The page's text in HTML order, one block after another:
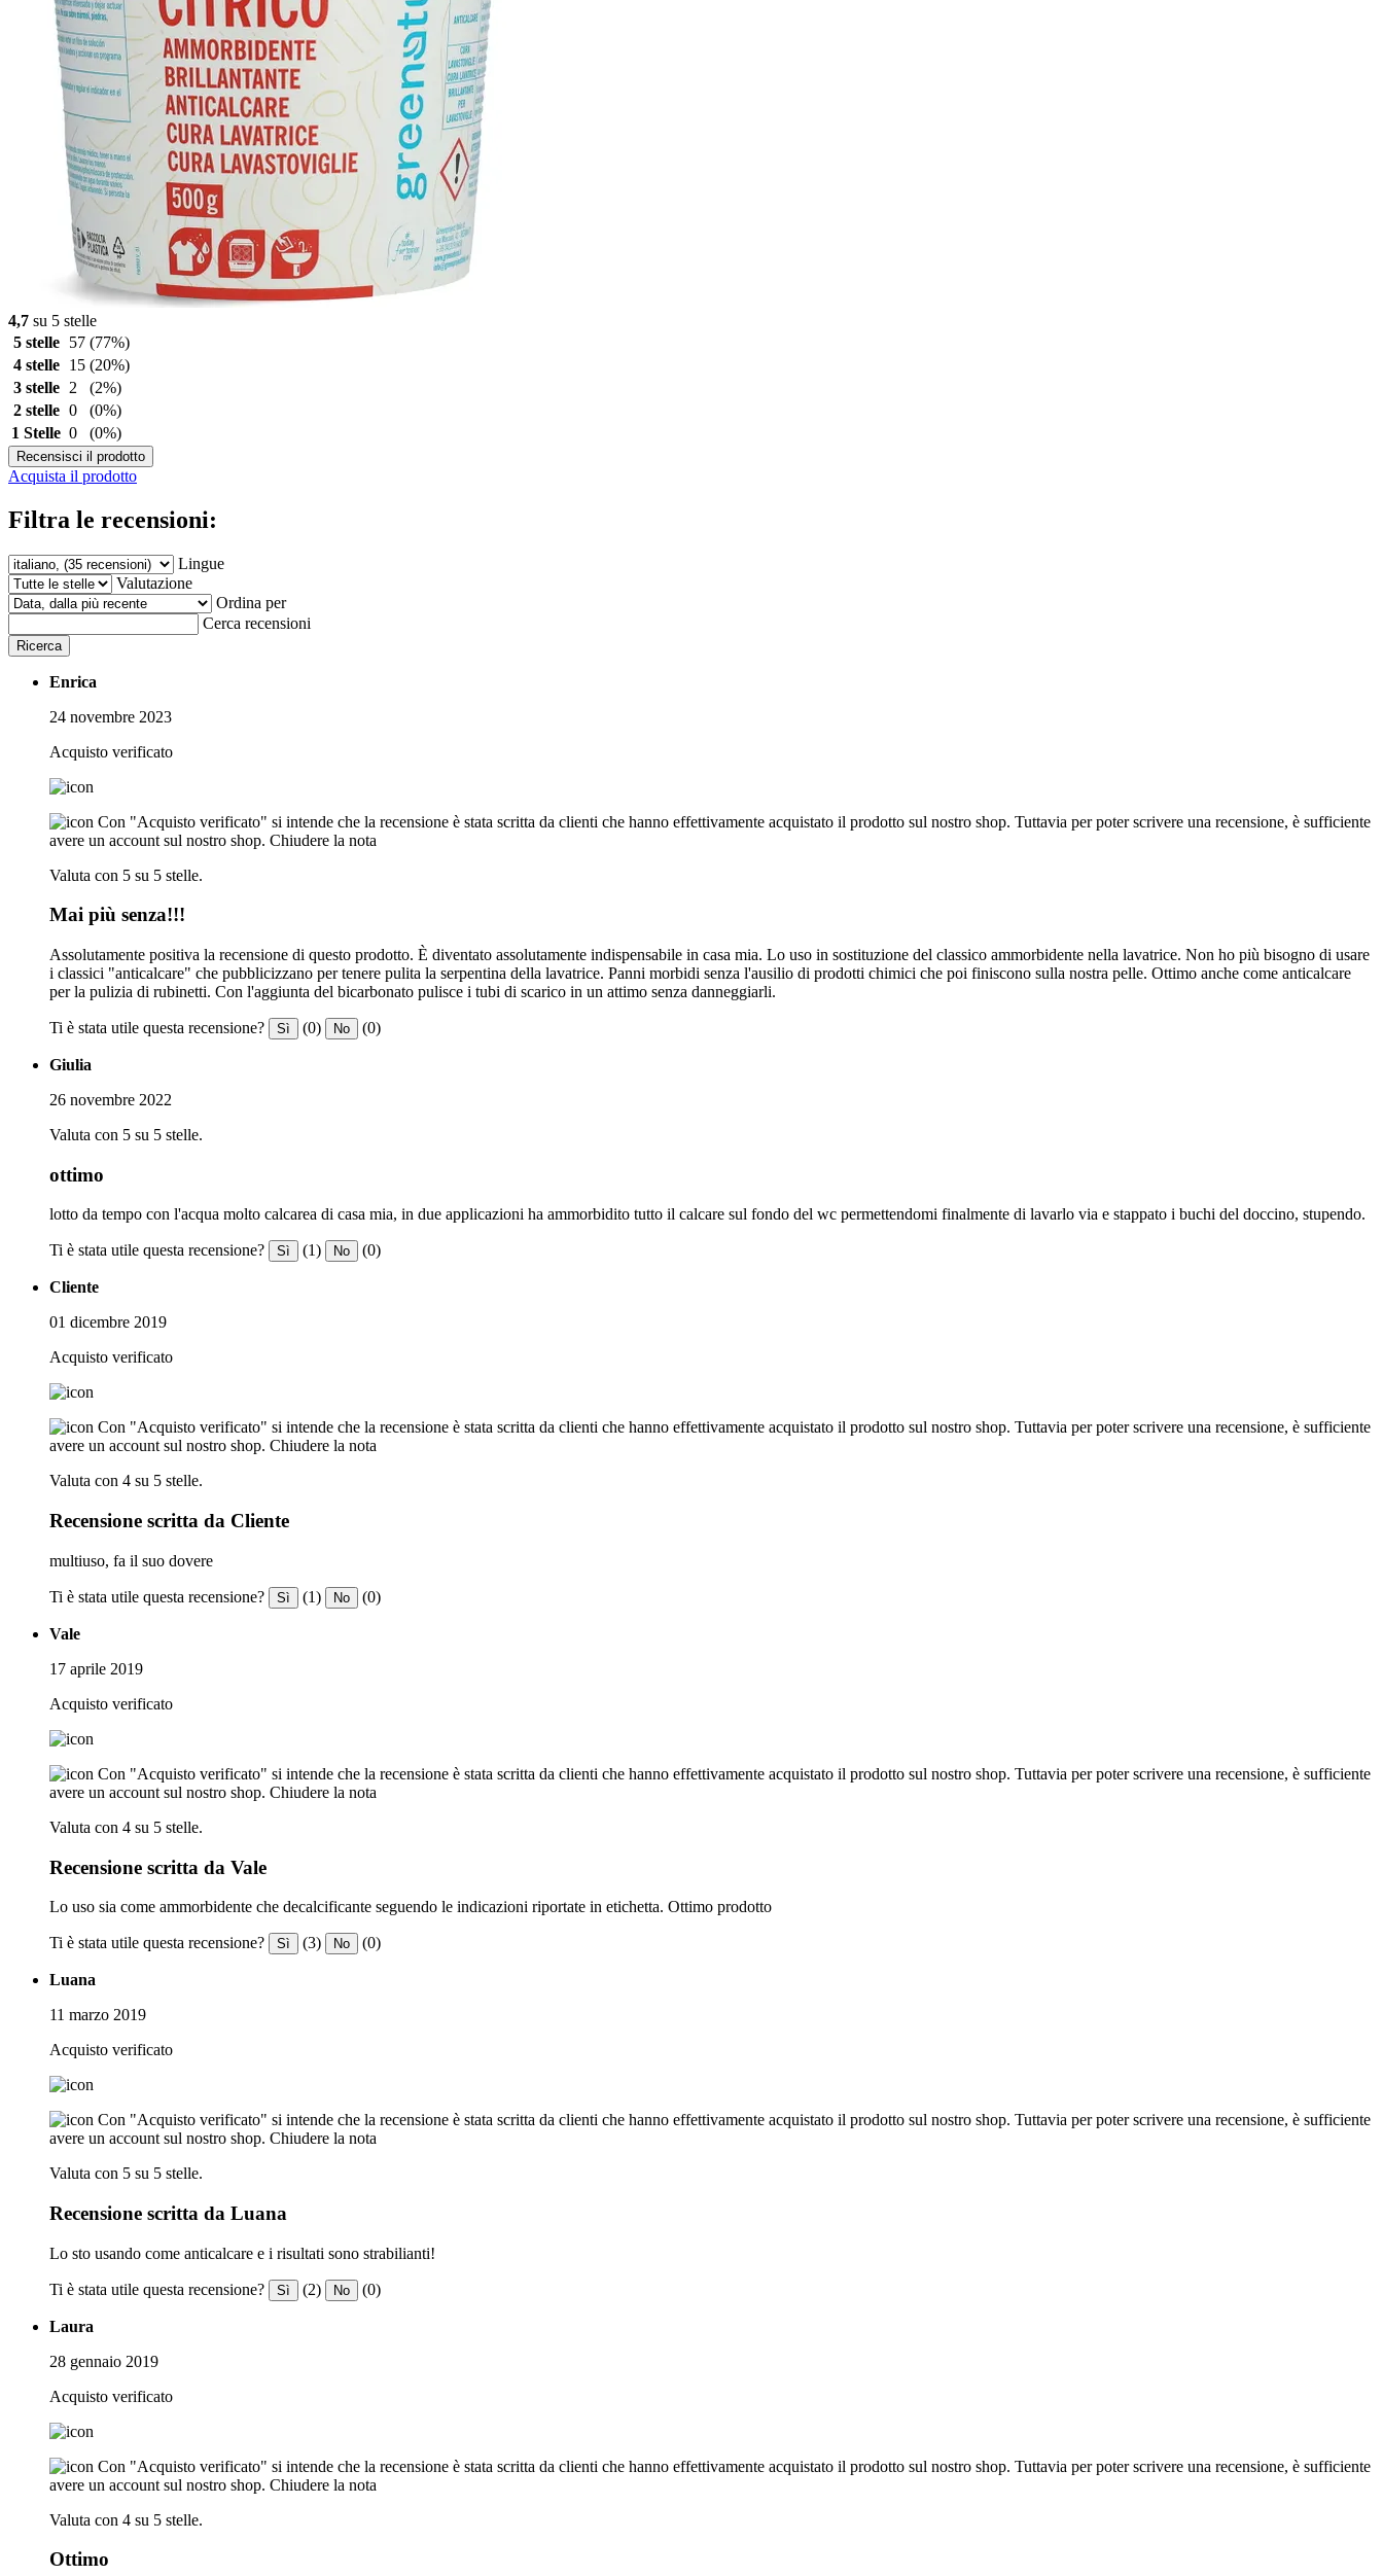
4,7 su 5 stelle
5 stelle
57 (77%)
4 stelle
15 (20%)
3 stelle
2
(2%)
2 stelle 0
(0%)
1 Stelle 0 (0%)
Recensisci il prodotto
Acquista il prodotto
Filtra le recensioni:
Lingue
Valutazione
Ordina per
Cerca recensioni
Ricerca
Enrica
24 novembre 2023
Acquisto verificato
Con "Acquisto verificato" si intende che la recensione è stata scritta da clienti che hanno effettivamente acquistato il prodotto sul nostro shop. Tuttavia per poter scrivere una recensione, è sufficiente
avere un account sul nostro shop. Chiudere la nota
Valuta con 5 su 5 stelle.
Mai più senza!!!
Assolutamente positiva la recensione di questo prodotto. È diventato assolutamente indispensabile in casa mia. Lo uso in sostituzione del classico ammorbidente nella lavatrice. Non ho più bisogno di usare
i classici "anticalcare" che pubblicizzano per tenere pulita la serpentina della lavatrice. Panni morbidi senza l'ausilio di prodotti chimici che poi finiscono sulla nostra pelle. Ottimo anche come anticalcare
per la pulizia di rubinetti. Con l'aggiunta del bicarbonato pulisce i tubi di scarico in un attimo senza danneggiarli.
Ti è stata utile questa recensione? Sì (0) No (0)
Giulia
26 novembre 2022
Valuta con 5 su 5 stelle.
ottimo
lotto da tempo con l'acqua molto calcarea di casa mia, in due applicazioni ha ammorbidito tutto il calcare sul fondo del wc permettendomi finalmente di lavarlo via e stappato i buchi del doccino, stupendo.
Ti è stata utile questa recensione? Sì (1) No (0)
Cliente
01 dicembre 2019
Acquisto verificato
Con "Acquisto verificato" si intende che la recensione è stata scritta da clienti che hanno effettivamente acquistato il prodotto sul nostro shop. Tuttavia per poter scrivere una recensione, è sufficiente
avere un account sul nostro shop. Chiudere la nota
Valuta con 4 su 5 stelle.
Recensione scritta da Cliente
multiuso, fa il suo dovere
Ti è stata utile questa recensione? Sì (1) No (0)
Vale
17 aprile 2019
Acquisto verificato
Con "Acquisto verificato" si intende che la recensione è stata scritta da clienti che hanno effettivamente acquistato il prodotto sul nostro shop. Tuttavia per poter scrivere una recensione, è sufficiente
avere un account sul nostro shop. Chiudere la nota
Valuta con 4 su 5 stelle.
Recensione scritta da Vale
Lo uso sia come ammorbidente che decalcificante seguendo le indicazioni riportate in etichetta. Ottimo prodotto
Ti è stata utile questa recensione? Sì (3) No (0)
Luana
11 marzo 2019
Acquisto verificato
Con "Acquisto verificato" si intende che la recensione è stata scritta da clienti che hanno effettivamente acquistato il prodotto sul nostro shop. Tuttavia per poter scrivere una recensione, è sufficiente
avere un account sul nostro shop. Chiudere la nota
Valuta con 5 su 5 stelle.
Recensione scritta da Luana
Lo sto usando come anticalcare e i risultati sono strabilianti!
Ti è stata utile questa recensione? Sì (2) No (0)
Laura
28 gennaio 2019
Acquisto verificato
Con "Acquisto verificato" si intende che la recensione è stata scritta da clienti che hanno effettivamente acquistato il prodotto sul nostro shop. Tuttavia per poter scrivere una recensione, è sufficiente
avere un account sul nostro shop. Chiudere la nota
Valuta con 4 su 5 stelle.
Ottimo